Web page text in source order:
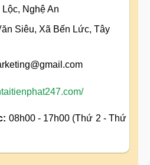
Lộc, Nghệ An
Siêu, Xã Bến Lức, Tây
08h00 - 17h00 (Thứ 2 - Thứ